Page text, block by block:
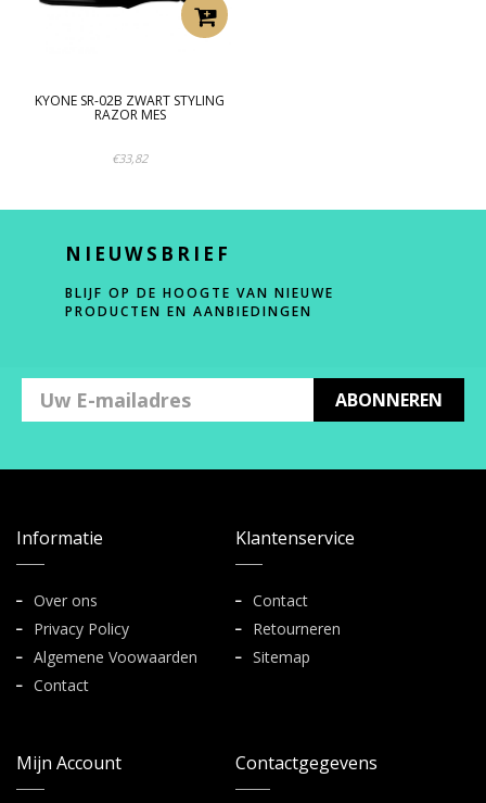
KYONE SR-02B ZWART STYLING
RAZOR MES
€33,82
NIEUWSBRIEF
BLIJF OP DE HOOGTE VAN NIEUWE
PRODUCTEN EN AANBIEDINGEN
ABONNEREN
Informatie
Over ons
Privacy Policy
Algemene Voowaarden
Contact
Klantenservice
Contact
Retourneren
Sitemap
Mijn Account Contactgegevens